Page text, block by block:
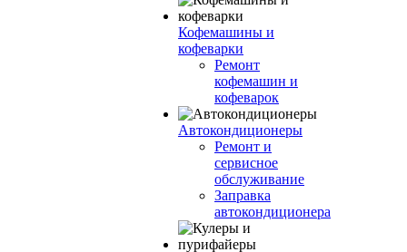
Кофемашины и
кофеварки
Ремонт
кофемашин и
кофеварок
Автокондиционеры
Ремонт и
сервисное
обслуживание
Заправка
автокондиционера